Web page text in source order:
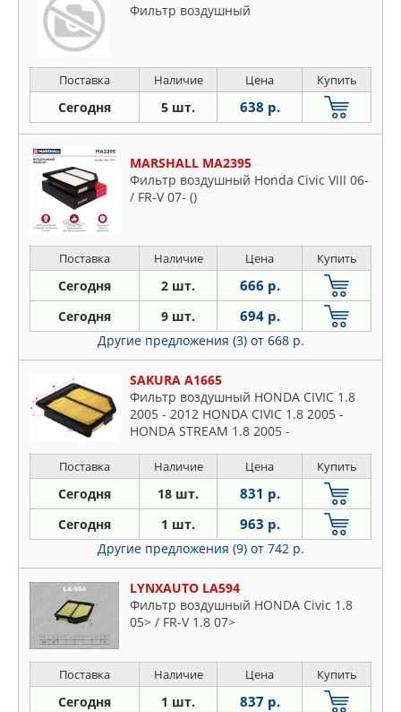
Фильтр воздушный
Поставка Наличие Цена Купить
Сегодня 5 шт. 638 р.
MARSHALL MA2395
Фильтр воздушный Honda Civic VIII 06-
/ FR-V 07- ()
Поставка Наличие Цена Купить
Сегодня 2 шт. 666 р.
Сегодня 9 шт. 694 р.
Другие предложения (3) от 668 р.
SAKURA A1665
Фильтр воздушный HONDA CIVIC 1.8
2005 - 2012 HONDA CIVIC 1.8 2005 -
HONDA STREAM 1.8 2005 -
Поставка Наличие Цена Купить
Сегодня 18 шт. 831 р.
Сегодня 1 шт. 963 р.
Другие предложения (9) от 742 р.
LYNXAUTO LA594
Фильтр воздушный HONDA Civic 1.8
05> / FR-V 1.8 07>
Поставка Наличие Цена Купить
Сегодня 1 шт. 837 р.